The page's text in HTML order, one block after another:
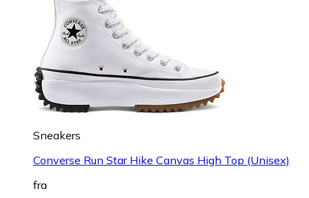
Sneakers
Converse Run Star Hike Canvas High Top (Unisex)
fra